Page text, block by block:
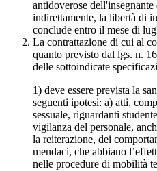
antidoverose
indirettamente, la libertà di
conclude entro il mese di
La contrattazione di cui al
quanto previsto dal lgs. n.
delle sottoindicate
1) deve essere prevista la
seguenti ipotesi: a) atti,
sessuale, riguardanti
vigilanza del personale,
la reiterazione, dei
mendaci, che abbiano
nelle procedure di mobilità